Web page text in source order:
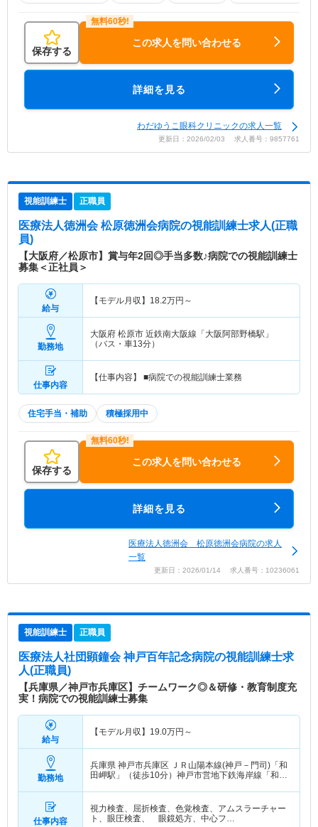
保存する
この求人を問い合わせる
詳細を見る
わだゆうこ眼科クリニックの求人一覧
更新日：2026/02/03 求人番号：9857761
視能訓練士 正職員
医療法人徳洲会 松原徳洲会病院の視能訓練士求人(正職
員)
【大阪府／松原市】賞与年2回◎手当多数♪病院での視能訓練士
募集＜正社員＞
給与
【モデル月収】 18.2万円～
勤務地
大阪府 松原市 近鉄南大阪線「大阪阿部野橋駅」
（バス・車13分）
仕事内容
【仕事内容】 ■病院での視能訓練士業務
住宅手当・補助 積極採用中
保存する
この求人を問い合わせる
詳細を見る
医療法人徳洲会 松原徳洲会病院の求人
一覧
更新日：2026/01/14 求人番号：10236061
視能訓練士 正職員
医療法人社団顕鐘会 神戸百年記念病院の視能訓練士求
人(正職員)
【兵庫県／神戸市兵庫区】チームワーク◎＆研修・教育制度充
実！病院での視能訓練士募集
給与
【モデル月収】 19.0万円～
勤務地
兵庫県 神戸市兵庫区 ＪＲ山陽本線(神戸－門司)「和
田岬駅」（徒歩10分）神戸市営地下鉄海岸線「和田
仕事内容
視力検査、屈折検査、色覚検査、アムスラーチャー
ト、眼圧検査、 眼鏡処方、中心フ…